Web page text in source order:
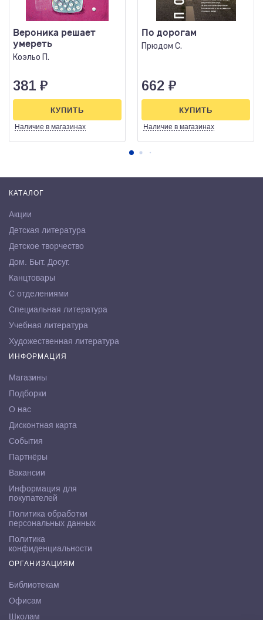
Вероника решает
умереть
Коэльо П.
381 ₽
Наличие в магазинах
КУПИТЬ
По дорогам
Прюдом С.
662 ₽
Наличие в магазинах
КУПИТЬ
КАТАЛОГ
Акции
Детская литература
Детское творчество
Дом. Быт. Досуг.
Канцтовары
С отделениями
Специальная литература
Учебная литература
Художественная литература
ИНФОРМАЦИЯ
Магазины
Подборки
О нас
Дисконтная карта
События
Партнёры
Вакансии
Информация для
покупателей
Политика обработки
персональных данных
Политика
конфиденциальности
ОРГАНИЗАЦИЯМ
Библиотекам
Офисам
Школам